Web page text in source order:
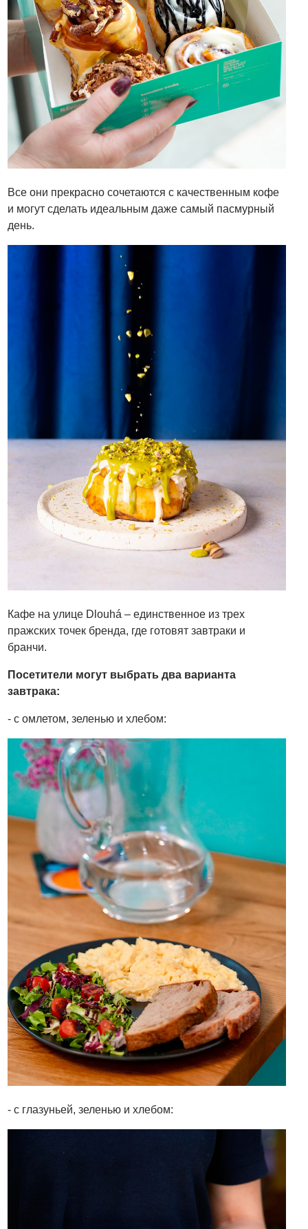
Все они прекрасно сочетаются с качественным кофе
и могут сделать идеальным даже самый пасмурный
день.
Кафе на улице Dlouhá – единственное из трех
пражских точек бренда, где готовят завтраки и
бранчи.
Посетители могут выбрать два варианта
завтрака:
- с омлетом, зеленью и хлебом:
- с глазуньей, зеленью и хлебом: